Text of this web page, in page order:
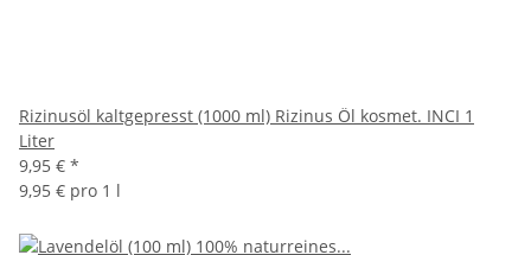
Rizinusöl kaltgepresst (1000 ml) Rizinus Öl kosmet. INCI 1
Liter
9,95 € *
9,95 € pro 1 l